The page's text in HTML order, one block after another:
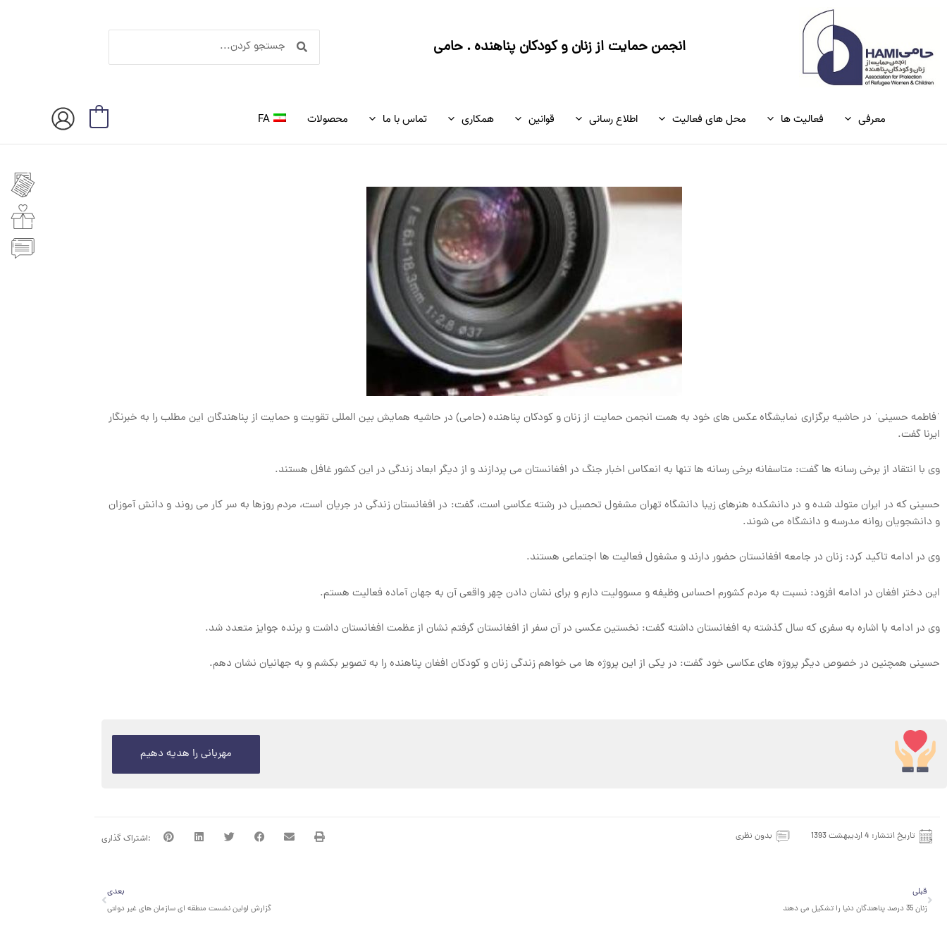
انجمن حمایت از زنان و کودکان پناهنده . حامی
جستجو
کردنکردن
معرفی فعالیت ها محل های فعالیت اطلاع رسانی قوانین همکاری تماس با ما محصولات FA
ˈفاطمه حسینیˈ در حاشیه برگزاری نمایشگاه عکس های خود به همت انجمن حمایت از زنان و کودکان پناهنده (حامی) در حاشیه همایش بین المللی تقویت و حمایت از پناهندگان این مطلب را به خبرنگار
ایرنا گفت.
وی با انتقاد از برخی رسانه ها گفت: متاسفانه برخی رسانه ها تنها به انعکاس اخبار جنگ در افغانستان می پردازند و از دیگر ابعاد زندگی در این کشور غافل هستند.
حسینی که در ایران متولد شده و در دانشکده هنرهای زیبا دانشگاه تهران مشغول تحصیل در رشته عکاسی است، گفت: در افغانستان زندگی در جریان است، مردم روزها به سر کار می روند و دانش آموزان
و دانشجویان روانه مدرسه و دانشگاه می شوند.
وی در ادامه تاکید کرد: زنان در جامعه افغانستان حضور دارند و مشغول فعالیت ها اجتماعی هستند.
این دختر افغان در ادامه افزود: نسبت به مردم کشورم احساس وظیفه و مسوولیت دارم و برای نشان دادن چهر واقعی آن به جهان آماده فعالیت هستم.
وی در ادامه با اشاره به سفری که سال گذشته به افغانستان داشته گفت: نخستین عکسی در آن سفر از افغانستان گرفتم نشان از عظمت افغانستان داشت و برنده جوایز متعدد شد.
حسینی همچنین در خصوص دیگر پروژه های عکاسی خود گفت: در یکی از این پروژه ها می خواهم زندگی زنان و کودکان افغان پناهنده را به تصویر بکشم و به جهانیان نشان دهم.
مهربانی را هدیه دهیم
تاریخ انتشار: 4 اردیبهشت 1393 بدون نظری
قبلی
قبلی
زنان 35 درصد پناهندگان دنیا را تشکیل می دهند
بعدی
گزارش اولین نشست منطقه ای سازمان های غیر دولتی